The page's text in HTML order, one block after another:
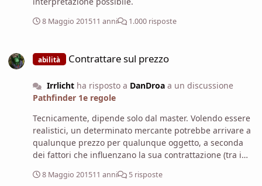
malvagie, né brandita da alcuna creatura buona
(immagino che i tre PG non siano buoni, per aver deciso
che questo probabilmente farà vivere nel terrore i PG,
che dovranno sempre assicurarsi di avere di fronte un
non malvagio prima di usare l'arma, per il Diavolo sarà
divertentissimo mandare qualcuno a rubargliela per poi
infrangere le condizioni, far morire i tre e accattarsi le
anime. Va molto a sfavore dei PG? Sì. Ma ehi, stiamo
parlando di patti col Diavolo; se uno è così scemo da
infilarcisi con tutte le scarpe, non c'è lamentela che
tenga.
8 Maggio 201511 anni 1.000 risposte
abilità Contrattare sul prezzo
Irrlichtha risposto a DanDroaa un discussione
Pathfinder 1e regole
Tecnicamente, dipende solo dal master. Volendo essere
realistici, un determinato mercante potrebbe arrivare a
qualunque prezzo per qualunque oggetto, a seconda
dei fattori che influenzano la sua contrattazione (tra i
ultime cose).
8 Maggio 201511 anni 5 risposte